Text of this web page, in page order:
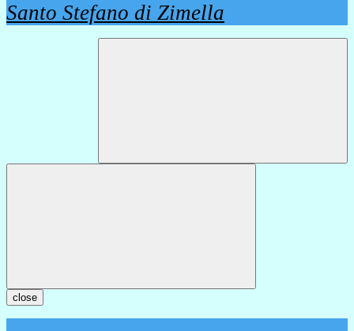
Santo Stefano di Zimella
close